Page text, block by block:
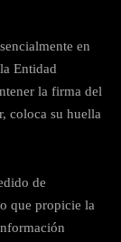
en
Entidad
la firma del
coloca su huella
de
que propicie la